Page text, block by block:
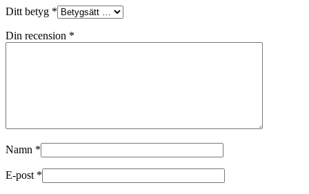
Ditt betyg *
Din recension *
Namn *
E-post *